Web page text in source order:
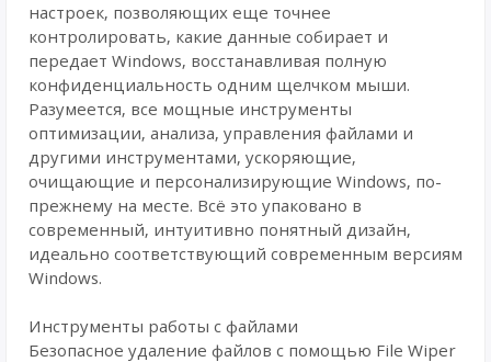
настроек, позволяющих еще точнее
контролировать, какие данные собирает и
передает Windows, восстанавливая полную
конфиденциальность одним щелчком мыши.
Разумеется, все мощные инструменты
оптимизации, анализа, управления файлами и
другими инструментами, ускоряющие,
очищающие и персонализирующие Windows, по-
прежнему на месте. Всё это упаковано в
современный, интуитивно понятный дизайн,
идеально соответствующий современным версиям
Windows.
Инструменты работы с файлами
Безопасное удаление файлов с помощью File Wiper